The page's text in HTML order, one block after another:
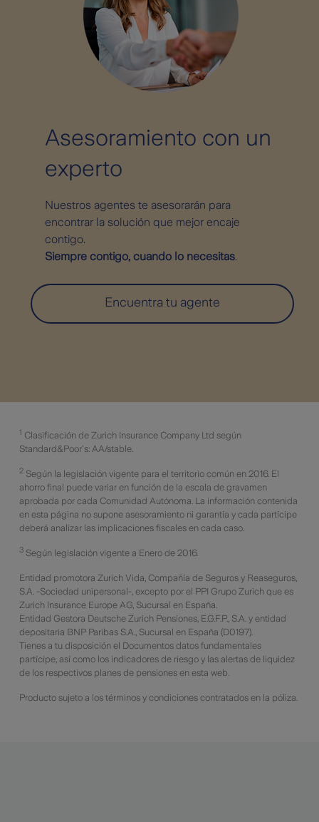
Asesoramiento con un
experto
Nuestros agentes te asesorarán para
encontrar la solución que mejor encaje
contigo.
Siempre contigo, cuando lo necesitas.
Encuentra tu agente
1 Clasificación de Zurich Insurance Company Ltd según
Standard&Poor's: AA/stable.
2 Según la legislación vigente para el territorio común en 2016. El
ahorro final puede variar en función de la escala de gravamen
aprobada por cada Comunidad Autónoma. La información contenida
en esta página no supone asesoramiento ni garantía y cada partícipe
deberá analizar las implicaciones fiscales en cada caso.
3 Según legislación vigente a Enero de 2016.
Entidad promotora Zurich Vida, Compañía de Seguros y Reaseguros,
S.A. -Sociedad unipersonal-, excepto por el PPI Grupo Zurich que es
Zurich Insurance Europe AG, Sucursal en España.
Entidad Gestora Deutsche Zurich Pensiones, E.G.F.P., S.A. y entidad
depositaria BNP Paribas S.A., Sucursal en España (D0197).
Tienes a tu disposición el Documentos datos fundamentales
partícipe, así como los indicadores de riesgo y las alertas de liquidez
de los respectivos planes de pensiones en esta web.
Producto sujeto a los términos y condiciones contratados en la póliza.